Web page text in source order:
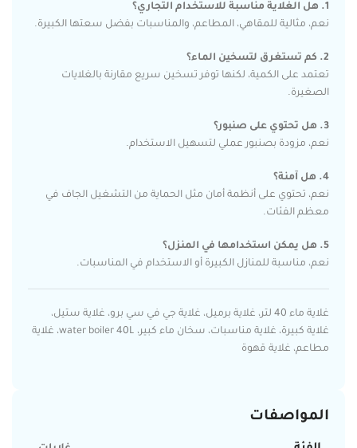
1. هل الغلاية مناسبة للاستخدام التجاري؟
نعم، مثالية للمقاهي، المطاعم، والمناسبات بفضل سعتها الكبيرة.
2. كم تستغرق لتسخين الماء؟
تعتمد على الكمية، لكنها توفر تسخين سريع مقارنة بالغلايات
الصغيرة.
3. هل تحتوي على صنبور؟
نعم، مزودة بصنبور عملي لتسهيل الاستخدام.
4. هل آمنة؟
نعم، تحتوي على أنظمة أمان مثل الحماية من التشغيل الجاف في
معظم الفئات.
5. هل يمكن استخدامها في المنزل؟
نعم، مناسبة للمنازل الكبيرة أو الاستخدام في المناسبات.
غلاية ماء 40 لتر، غلاية برميل، غلاية جي في سي برو، غلاية ستيل،
غلاية كبيرة، غلاية مناسبات، سخان ماء كبير، water boiler 40L، غلاية
مطاعم، غلاية قهوة
المواصفات